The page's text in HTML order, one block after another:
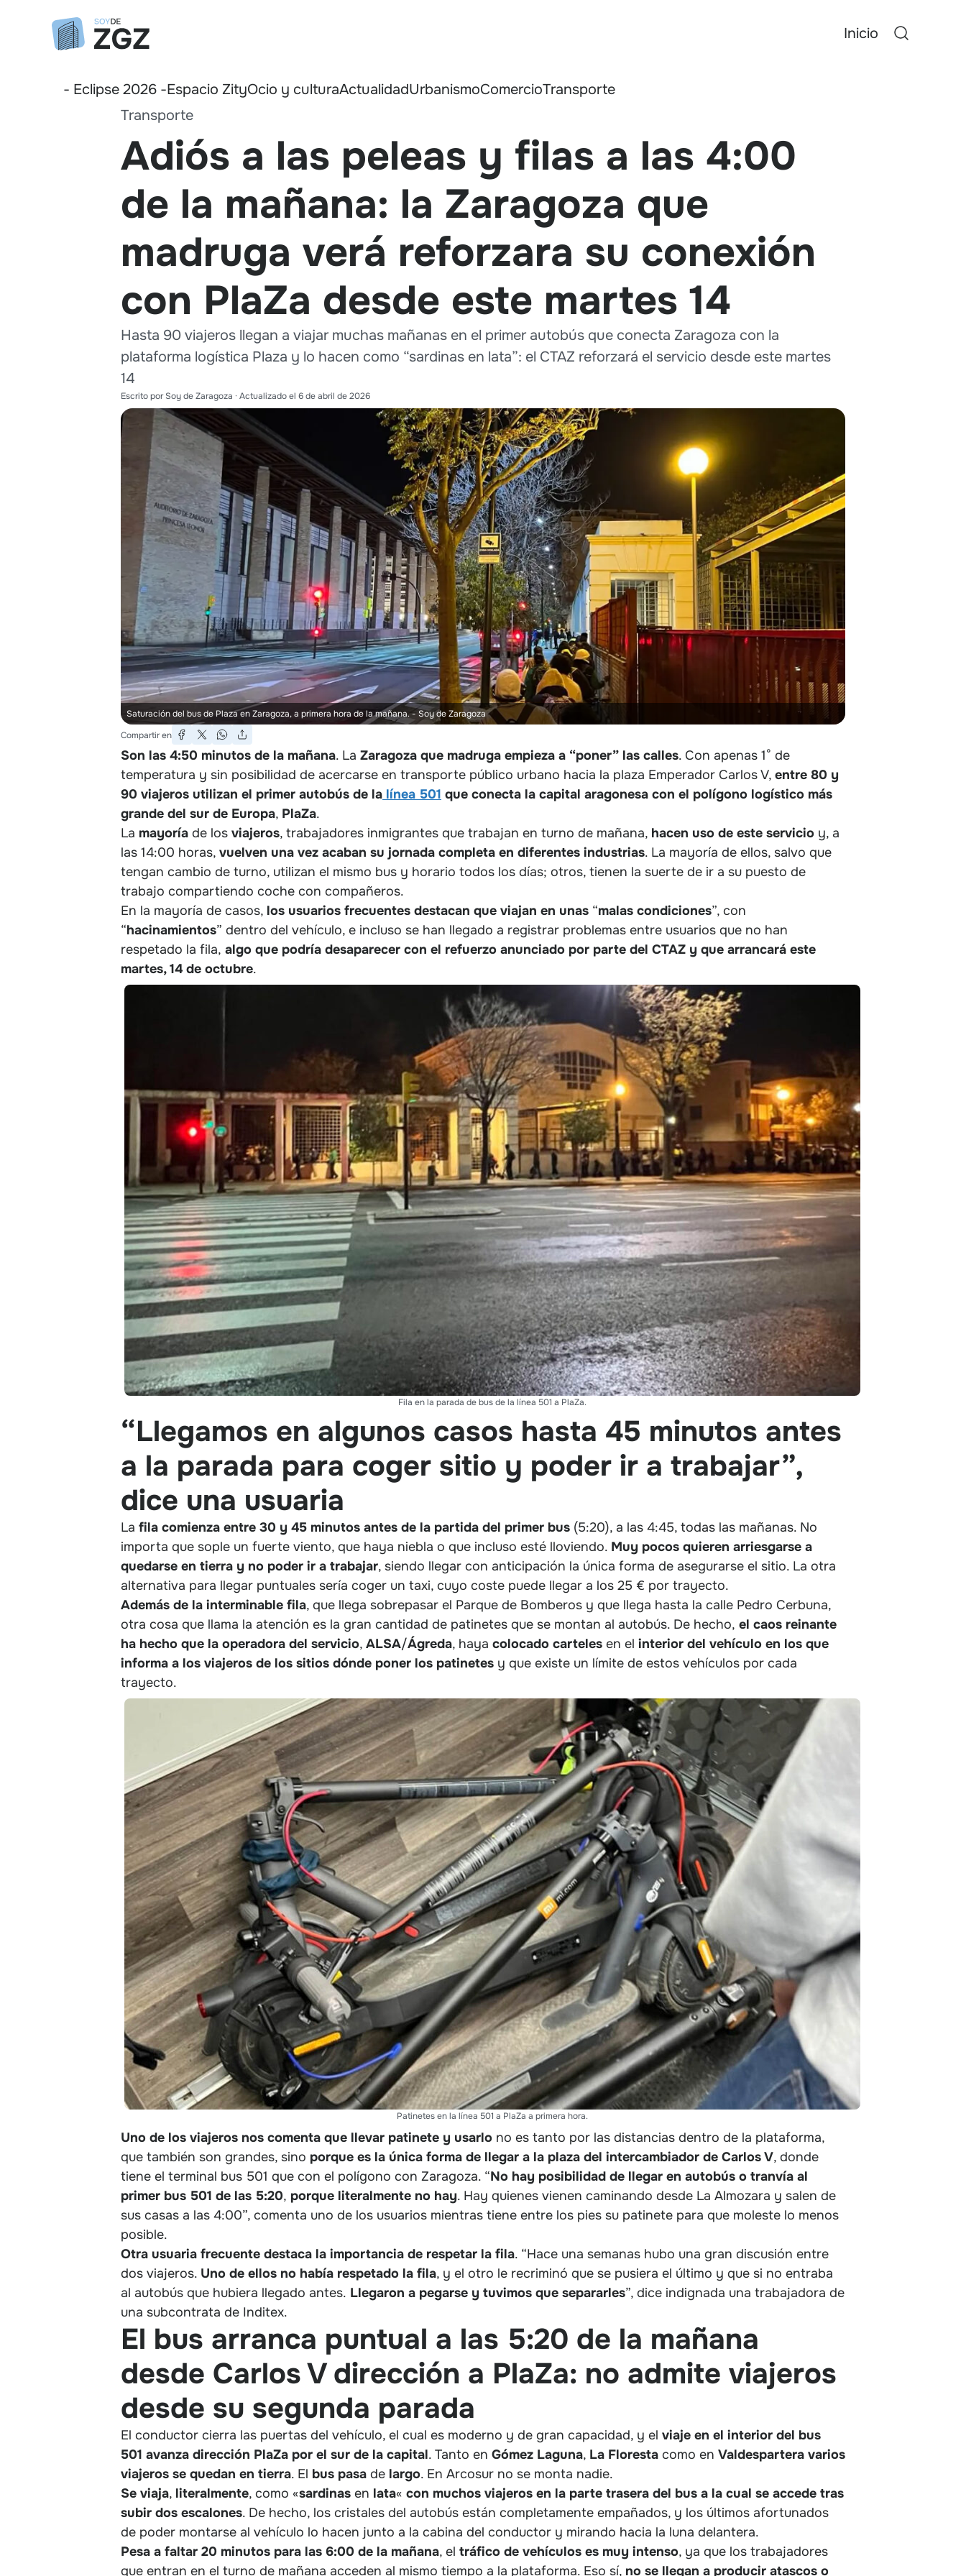
Inicio
- Eclipse 2026 -Espacio ZityOcio y culturaActualidadUrbanismoComercioTransporte
Transporte
Adiós a las peleas y filas a las 4:00
de la mañana: la Zaragoza que
madruga verá reforzara su conexión
con PlaZa desde este martes 14
Hasta 90 viajeros llegan a viajar muchas mañanas en el primer autobús que conecta Zaragoza con la
plataforma logística Plaza y lo hacen como “sardinas en lata”: el CTAZ reforzará el servicio desde este martes
14
Escrito porSoy de Zaragoza · Actualizado el 6 de abril de 2026
Saturación del bus de Plaza en Zaragoza, a primera hora de la mañana.- Soy de Zaragoza
Compartir en
Son las 4:50 minutos de la mañana. La Zaragoza que madruga empieza a “poner” las calles. Con apenas 1° de
temperatura y sin posibilidad de acercarse en transporte público urbano hacia la plaza Emperador Carlos V, entre 80 y
90 viajeros utilizan el primer autobús de la línea 501 que conecta la capital aragonesa con el polígono logístico más
grande del sur de Europa, PlaZa.
La mayoría de los viajeros, trabajadores inmigrantes que trabajan en turno de mañana, hacen uso de este servicio y, a
las 14:00 horas, vuelven una vez acaban su jornada completa en diferentes industrias. La mayoría de ellos, salvo que
tengan cambio de turno, utilizan el mismo bus y horario todos los días; otros, tienen la suerte de ir a su puesto de
trabajo compartiendo coche con compañeros.
En la mayoría de casos, los usuarios frecuentes destacan que viajan en unas “malas condiciones”, con
“hacinamientos” dentro del vehículo, e incluso se han llegado a registrar problemas entre usuarios que no han
respetado la fila, algo que podría desaparecer con el refuerzo anunciado por parte del CTAZ y que arrancará este
martes, 14 de octubre.
Fila en la parada de bus de la línea 501 a PlaZa.
“Llegamos en algunos casos hasta 45 minutos antes
a la parada para coger sitio y poder ir a trabajar”,
dice una usuaria
La fila comienza entre 30 y 45 minutos antes de la partida del primer bus (5:20), a las 4:45, todas las mañanas. No
importa que sople un fuerte viento, que haya niebla o que incluso esté lloviendo. Muy pocos quieren arriesgarse a
quedarse en tierra y no poder ir a trabajar, siendo llegar con anticipación la única forma de asegurarse el sitio. La otra
alternativa para llegar puntuales sería coger un taxi, cuyo coste puede llegar a los 25 € por trayecto.
Además de la interminable fila, que llega sobrepasar el Parque de Bomberos y que llega hasta la calle Pedro Cerbuna,
otra cosa que llama la atención es la gran cantidad de patinetes que se montan al autobús. De hecho, el caos reinante
ha hecho que la operadora del servicio, ALSA/Ágreda, haya colocado carteles en el interior del vehículo en los que
informa a los viajeros de los sitios dónde poner los patinetes y que existe un límite de estos vehículos por cada
trayecto.
Patinetes en la línea 501 a PlaZa a primera hora.
Uno de los viajeros nos comenta que llevar patinete y usarlo no es tanto por las distancias dentro de la plataforma,
que también son grandes, sino porque es la única forma de llegar a la plaza del intercambiador de Carlos V, donde
tiene el terminal bus 501 que con el polígono con Zaragoza. “No hay posibilidad de llegar en autobús o tranvía al
primer bus 501 de las 5:20, porque literalmente no hay. Hay quienes vienen caminando desde La Almozara y salen de
sus casas a las 4:00”, comenta uno de los usuarios mientras tiene entre los pies su patinete para que moleste lo menos
posible.
Otra usuaria frecuente destaca la importancia de respetar la fila. “Hace una semanas hubo una gran discusión entre
dos viajeros. Uno de ellos no había respetado la fila, y el otro le recriminó que se pusiera el último y que si no entraba
al autobús que hubiera llegado antes. Llegaron a pegarse y tuvimos que separarles”, dice indignada una trabajadora de
una subcontrata de Inditex.
El bus arranca puntual a las 5:20 de la mañana
desde Carlos V dirección a PlaZa: no admite viajeros
desde su segunda parada
El conductor cierra las puertas del vehículo, el cual es moderno y de gran capacidad, y el viaje en el interior del bus
501 avanza dirección PlaZa por el sur de la capital. Tanto en Gómez Laguna, La Floresta como en Valdespartera varios
viajeros se quedan en tierra. El bus pasa de largo. En Arcosur no se monta nadie.
Se viaja, literalmente, como «sardinas en lata« con muchos viajeros en la parte trasera del bus a la cual se accede tras
subir dos escalones. De hecho, los cristales del autobús están completamente empañados, y los últimos afortunados
de poder montarse al vehículo lo hacen junto a la cabina del conductor y mirando hacia la luna delantera.
Pesa a faltar 20 minutos para las 6:00 de la mañana, el tráfico de vehículos es muy intenso, ya que los trabajadores
que entran en el turno de mañana acceden al mismo tiempo a la plataforma. Eso sí, no se llegan a producir atascos o